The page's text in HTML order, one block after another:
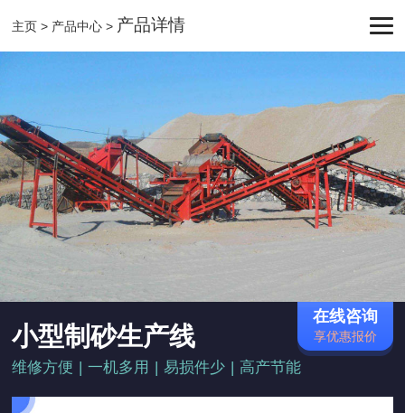
主页 > 产品中心 > 产品详情
在线咨询
享优惠报价
小型制砂生产线
维修方便 | 一机多用 | 易损件少 | 高产节能